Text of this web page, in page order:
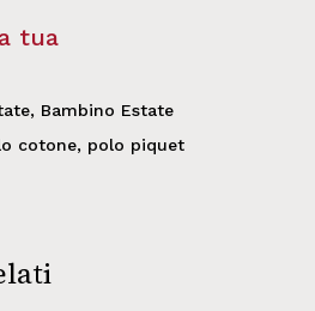
tua
, Bambino Estate
cotone, polo piquet